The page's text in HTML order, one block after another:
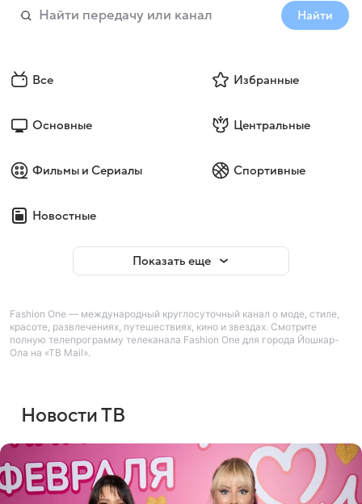
Найти
Все Избранные
Основные Центральные
Фильмы и Сериалы Спортивные
Новостные
Показать еще
Fashion One — международный круглосуточный канал о моде, стиле,
красоте, развлечениях, путешествиях, кино и звездах. Смотрите
полную телепрограмму телеканала Fashion One для города Йошкар-
Ола на «ТВ Mail».
Новости ТВ